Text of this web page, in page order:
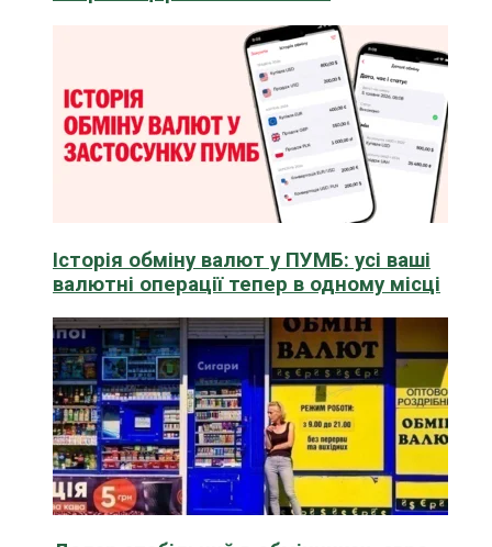
Історія обміну валют у ПУМБ: усі ваші
валютні операції тепер в одному місці